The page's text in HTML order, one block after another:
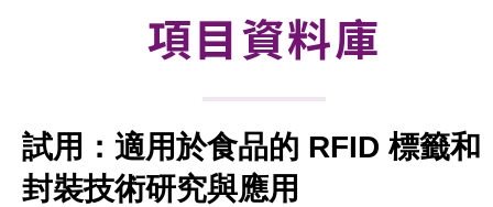
徵求研發項目計劃書
項目夥伴
項目資料庫
試用：適用於食品的 RFID 標籤和
封裝技術研究與應用